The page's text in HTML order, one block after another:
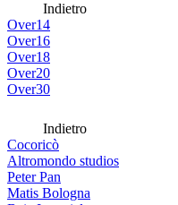
Indietro
Over14
Over16
Over18
Over20
Over30
Indietro
Cocoricò
Altromondo studios
Peter Pan
Matis Bologna